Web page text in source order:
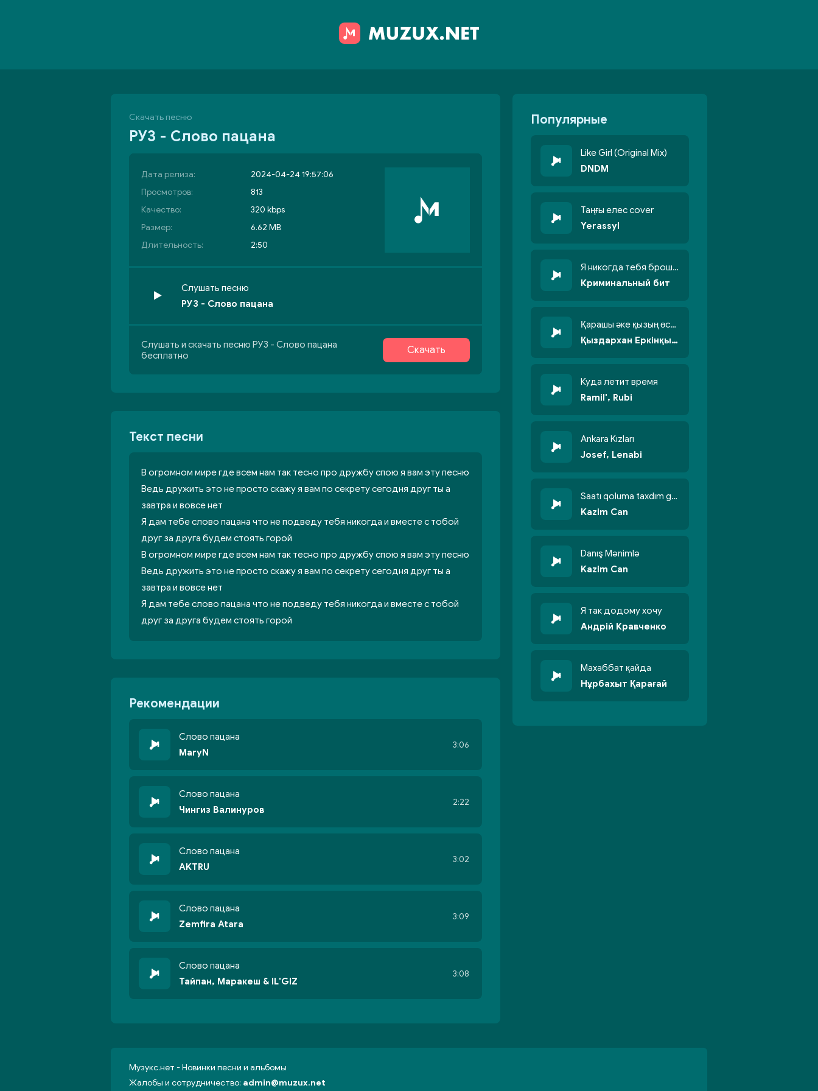
Скачать песню
РУЗ - Слово пацана
Дата релиза:
2024-04-24 19:57:06
Просмотров:
813
Качество:
320 kbps
Размер:
6.62 MB
Длительность:
2:50
Слушать песню
РУЗ - Слово пацана
Слушать и скачать песню РУЗ - Слово пацана
бесплатно
Скачать
Текст песни
В огромном мире где всем нам так тесно про дружбу спою я вам эту песню
Ведь дружить это не просто скажу я вам по секрету сегодня друг ты а
завтра и вовсе нет
Я дам тебе слово пацана что не подведу тебя никогда и вместе с тобой
друг за друга будем стоять горой
В огромном мире где всем нам так тесно про дружбу спою я вам эту песню
Ведь дружить это не просто скажу я вам по секрету сегодня друг ты а
завтра и вовсе нет
Я дам тебе слово пацана что не подведу тебя никогда и вместе с тобой
друг за друга будем стоять горой
Рекомендации
Слово пацана
MaryN
3:06
Слово пацана
Чингиз Валинуров
2:22
Слово пацана
AKTRU
3:02
Слово пацана
Zemfira Atara
3:09
Слово пацана
Тайпан, Маракеш & IL'GIZ
3:08
Популярные
Like Girl (Original Mix)
DNDM
Таңғы елес cover
Yerassyl
Я никогда тебя брошу никогда не кину
Криминальный бит
Қарашы әке қызың өсті бойжеттіп
Қыздархан Еркінқызы
Куда летит время
Ramil', Rubi
Ankara Kızları
Josef, Lenabi
Saatı qoluma taxdım göyün üzünə qalxdım
Kazim Can
Danış Mənimlə
Kazim Can
Я так додому хочу
Андрій Кравченко
Махаббат қайда
Нұрбахыт Қарағай
Музукс.нет - Новинки песни и альбомы
Жалобы и сотрудничество: admin@muzux.net